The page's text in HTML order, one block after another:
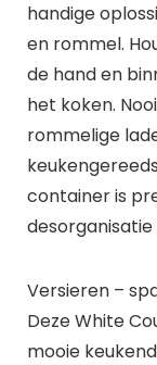
handige
en rommel.
de hand en
het koken.
rommelige
container is
Versieren –
Deze White
mooie